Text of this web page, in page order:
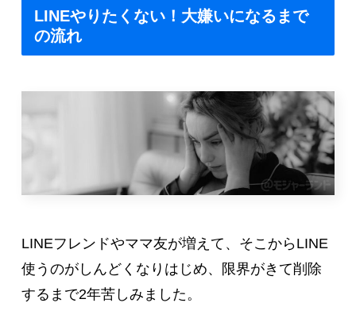
LINEやりたくない！大嫌いになるまで
の流れ
LINEフレンドやママ友が増えて、そこからLINE
使うのがしんどくなりはじめ、限界がきて削除
するまで2年苦しみました。